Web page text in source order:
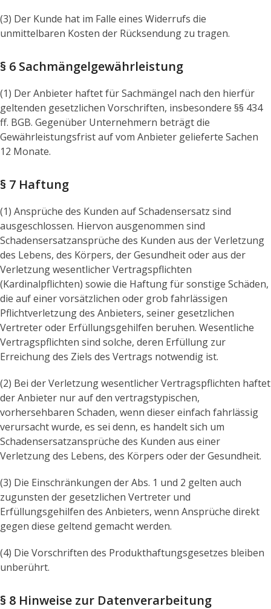
(3) Der Kunde hat im Falle eines Widerrufs die
unmittelbaren Kosten der Rücksendung zu tragen.
§ 6 Sachmängelgewährleistung
(1) Der Anbieter haftet für Sachmängel nach den hierfür
geltenden gesetzlichen Vorschriften, insbesondere §§ 434
ff. BGB. Gegenüber Unternehmern beträgt die
Gewährleistungsfrist auf vom Anbieter gelieferte Sachen
12 Monate.
§ 7 Haftung
(1) Ansprüche des Kunden auf Schadensersatz sind
ausgeschlossen. Hiervon ausgenommen sind
Schadensersatzansprüche des Kunden aus der Verletzung
des Lebens, des Körpers, der Gesundheit oder aus der
Verletzung wesentlicher Vertragspflichten
(Kardinalpflichten) sowie die Haftung für sonstige Schäden,
die auf einer vorsätzlichen oder grob fahrlässigen
Pflichtverletzung des Anbieters, seiner gesetzlichen
Vertreter oder Erfüllungsgehilfen beruhen. Wesentliche
Vertragspflichten sind solche, deren Erfüllung zur
Erreichung des Ziels des Vertrags notwendig ist.
(2) Bei der Verletzung wesentlicher Vertragspflichten haftet
der Anbieter nur auf den vertragstypischen,
vorhersehbaren Schaden, wenn dieser einfach fahrlässig
verursacht wurde, es sei denn, es handelt sich um
Schadensersatzansprüche des Kunden aus einer
Verletzung des Lebens, des Körpers oder der Gesundheit.
(3) Die Einschränkungen der Abs. 1 und 2 gelten auch
zugunsten der gesetzlichen Vertreter und
Erfüllungsgehilfen des Anbieters, wenn Ansprüche direkt
gegen diese geltend gemacht werden.
(4) Die Vorschriften des Produkthaftungsgesetzes bleiben
unberührt.
§ 8 Hinweise zur Datenverarbeitung